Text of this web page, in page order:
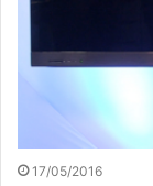
17/05/2016